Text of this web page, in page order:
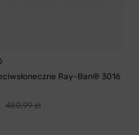
Ray-Ban® 3016
480,99 zł